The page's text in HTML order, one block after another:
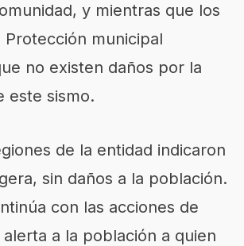
y mientras que los
municipal
no existen daños por la
este sismo.
de la entidad indicaron
sin daños a la población.
con las acciones de
a la población a quien